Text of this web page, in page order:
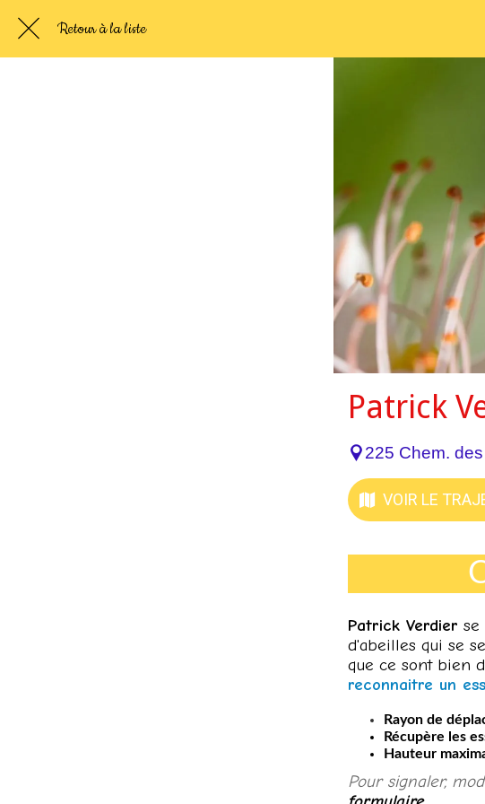
Retour à la liste
Patrick
225 Chem.
VOIR LE
Patrick Verdier
d'abeilles qui se
que ce sont bien
reconnaitre un
Rayon de
Récupère les
Hauteur
​Pour signaler,